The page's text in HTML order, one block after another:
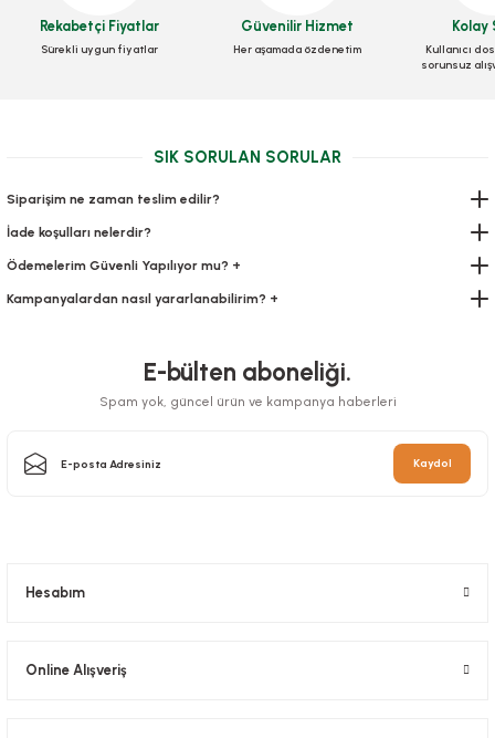
Vakum Torbası Tırtıklı 25 cm x 5 metre
+ KDV
Sepete Ekle
Vakum Poşeti Tırtıklı 30 cm x 5 metre
Rekabetçi Fiyatlar
Sürekli uygun fiyatlar
Güvenilir Hizmet
Her aşamada özdenetim
Kolay
Kullanıcı
sorunsuz
SIK SORULAN SORULAR
Siparişim ne zaman teslim edilir?
İade koşulları nelerdir?
Ödemelerim Güvenli Yapılıyor mu? +
Kampanyalardan nasıl yararlanabilirim? +
E-bülten aboneliği.
Spam yok, güncel ürün ve kampanya haberleri
Kaydol
Hesabım
Online Alışveriş